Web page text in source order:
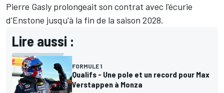
Pierre Gasly prolongeait son contrat avec l'écurie
d'Enstone jusqu'à la fin de la saison 2028.
Lire aussi :
FORMULE 1
Qualifs - Une pole et un record pour Max
Verstappen à Monza